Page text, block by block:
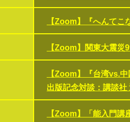
【Zoom】『へんて
【Zoom】関東大震
【Zoom】『台湾vs.
出版記念対談：講談
【Zoom】「能入門講